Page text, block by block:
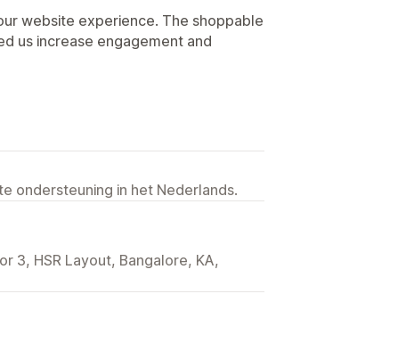
website experience. The shoppable
us increase engagement and
ondersteuning in het Nederlands.
3, HSR Layout, Bangalore, KA,